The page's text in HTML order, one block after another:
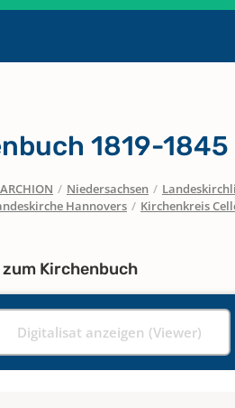
1819-1845
/ Niedersachsen /
Hannovers / Kirchenkreis
Kirchenbuch
Digitalisat anzeigen (Viewer)